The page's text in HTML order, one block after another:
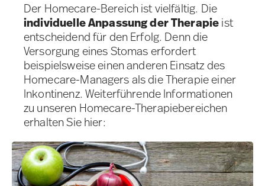
Der Homecare-Bereich ist vielfältig. Die
individuelle Anpassung der Therapieist
entscheidend für den Erfolg. Denn die
Versorgung eines Stomas erfordert
beispielsweise einen anderen Einsatz des
Homecare-Managers als die Therapie einer
Inkontinenz. Weiterführende Informationen
zu unseren Homecare-Therapiebereichen
erhalten Sie hier: